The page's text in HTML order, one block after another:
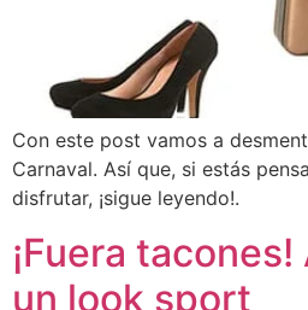
Con este post vamos a
Carnaval. Así que, si estás
disfrutar, ¡sigue leyendo!.
¡Fuera
un look sport